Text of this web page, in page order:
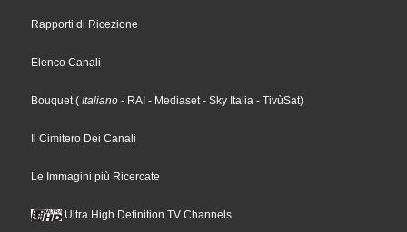
Rapporti di Ricezione
Elenco Canali
Bouquet( Italiano - RAI - Mediaset- Sky Italia - TivùSat)
Il Cimitero Dei Canali
Le Immagini più Ricercate
Ultra High Definition TV Channels